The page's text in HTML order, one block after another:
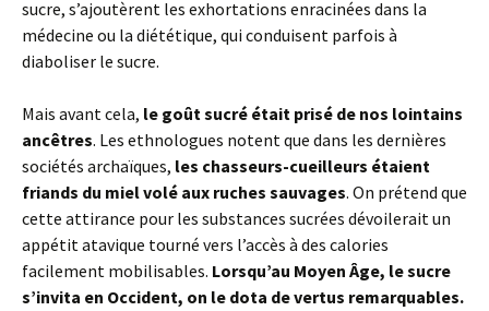
sucre, s’ajoutèrent les exhortations enracinées dans la
médecine ou la diététique, qui conduisent parfois à
diaboliser le sucre.
Mais avant cela, le goût sucré était prisé de nos lointains
ancêtres. Les ethnologues notent que dans les dernières
sociétés archaïques, les chasseurs-cueilleurs étaient
friands du miel volé aux ruches sauvages. On prétend que
cette attirance pour les substances sucrées dévoilerait un
appétit atavique tourné vers l’accès à des calories
facilement mobilisables. Lorsqu’au Moyen Âge, le sucre
s’invita en Occident, on le dota de vertus remarquables.